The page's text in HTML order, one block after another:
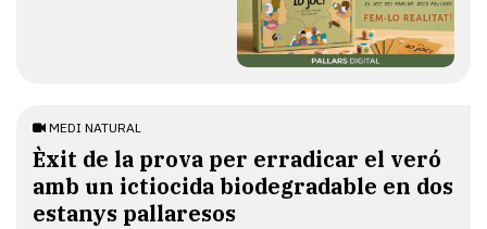
MEDI NATURAL
Èxit de la prova per erradicar el veró
amb un ictiocida biodegradable en dos
estanys pallaresos